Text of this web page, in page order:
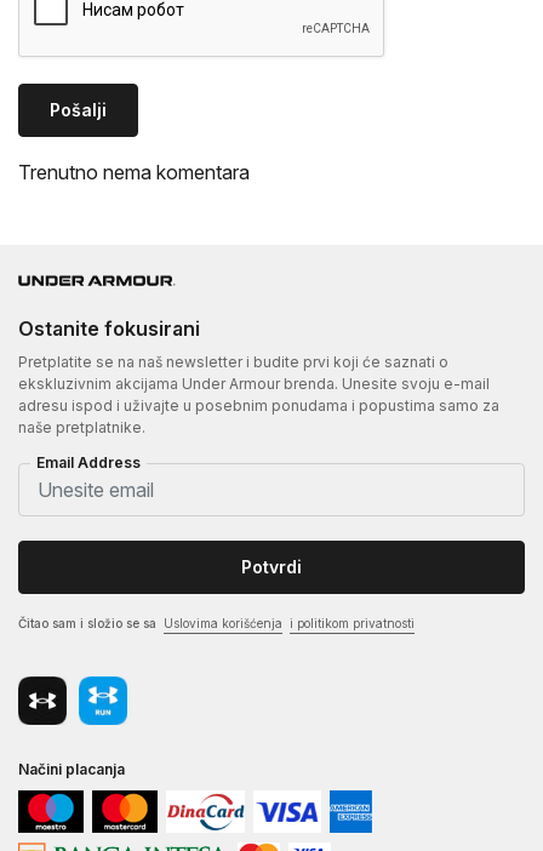
Pošalji
Trenutno nema komentara
Ostanite fokusirani
Pretplatite se na naš newsletter i budite prvi koji će saznati o
ekskluzivnim akcijama Under Armour brenda. Unesite svoju e-mail
adresu ispod i uživajte u posebnim ponudama i popustima samo za
naše pretplatnike.
Email Address
Potvrdi
Čitao sam i složio se sa Uslovima korišćenja i politikom privatnosti
Načini placanja